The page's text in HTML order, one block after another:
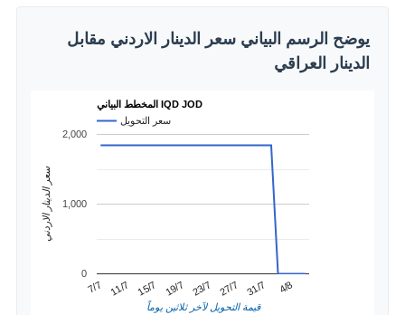
يوضح الرسم البياني سعر الدينار الاردني مقابل
الدينار العراقي
المخطط البياني IQD JOD
سعر التحويل
7/7 11/7 15/7 19/7 23/7 27/7 31/7 4/8
0
1,000
2,000
قيمة التحويل لآخر ثلاثين يوماً
سعر الدينار الاردني